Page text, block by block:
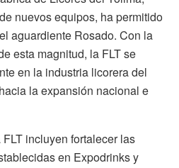
nuevos equipos, ha permitido
aguardiente Rosado. Con la
esta magnitud, la FLT se
en la industria licorera del
la expansión nacional e
incluyen fortalecer las
en Expodrinks y